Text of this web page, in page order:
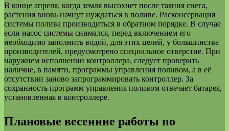
В конце апреля, когда земля высохнет после таяния снега,
растения вновь начнут нуждаться в поливе. Расконсервация
системы полива производиться в обратном порядке. В случае
если насос системы снимался, перед включением его
необходимо заполнить водой, для этих целей, у большинства
производителей, предусмотрено специальное отверстие. При
наружнем исполнении контроллера, следует проверить
наличие, в памяти, программы управления поливом, а в её
отсутствии заново запрограммировать контроллер. За
сохранность программ управления поливом отвечает батарея,
установленная в контроллере.
Плановые весенние работы по